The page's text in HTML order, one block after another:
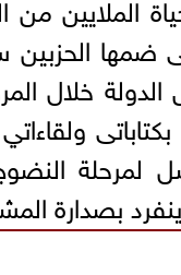
ضمها
خلال
بصدارة